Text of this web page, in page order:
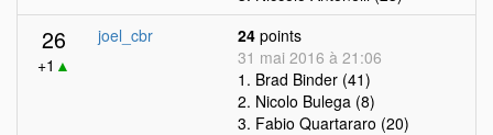
26
+1 ▲
joel_cbr 24 points
31 mai 2016 à 21:06
1. Brad Binder (41)
2. Nicolo Bulega (8)
3. Fabio Quartararo (20)